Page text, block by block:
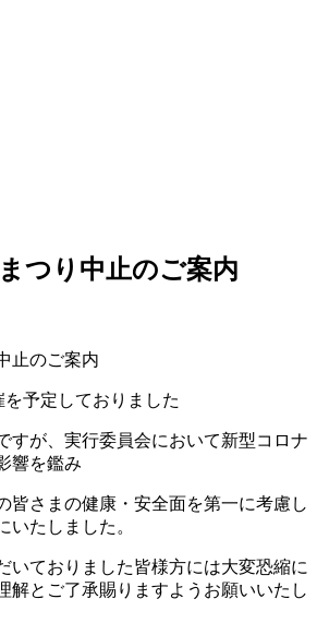
つり中止のご案内
止のご案内
を予定しておりました
すが、実行委員会において新型コロナ
響を鑑み
皆さまの健康・安全面を第一に考慮し
いたしました。
いておりました皆様方には大変恐縮に
解とご了承賜りますようお願いいたし